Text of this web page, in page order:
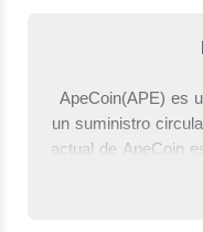
ApeCoin(APE) es
un suministro
actual de ApeCoin
aumento del 0.58